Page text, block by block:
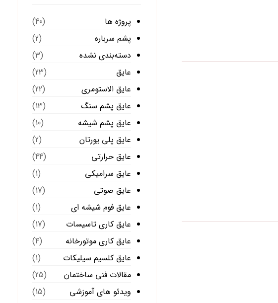
پروژه ها
(40)
پشم سرباره
(2)
دسته‌بندی نشده
(3)
عایق
(23)
عایق الاستومری
(22)
عایق پشم سنگ
(13)
عایق پشم شیشه
(10)
عایق پلی یورتان
(2)
عایق حرارتی
(44)
عایق سرامیکی
(1)
عایق صوتی
(17)
عایق فوم شیشه ای
(1)
عایق کاری تاسیسات
(17)
عایق کاری موتورخانه
(4)
عایق کلسیم سیلیکات
(1)
مقالات فنی ساختمان
(25)
ویدئو های آموزشی
(15)